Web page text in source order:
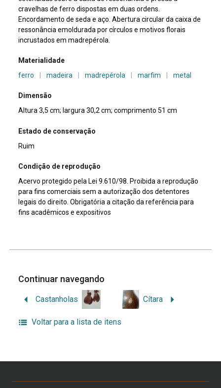
cravelhas de ferro dispostas em duas ordens.
Encordamento de seda e aço. Abertura circular da caixa de
ressonância emoldurada por círculos e motivos florais
incrustados em madrepérola.
Materialidade
ferro
madeira madrepérola marfim metal
Dimensão
Altura 3,5 cm; largura 30,2 cm; comprimento 51 cm
Estado de conservação
Ruim
Condição de reprodução
Acervo protegido pela Lei 9.610/98. Proibida a reprodução
para fins comerciais sem a autorização dos detentores
legais do direito. Obrigatória a citação da referência para
fins acadêmicos e expositivos
Continuar navegando
Castanholas Cítara
Voltar para a lista de itens